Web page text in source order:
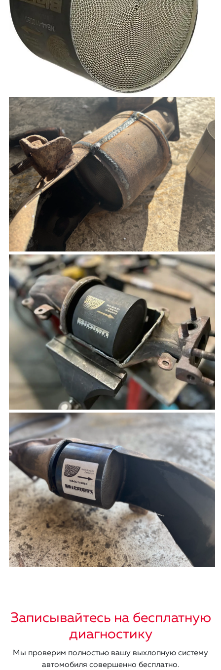
Записывайтесь на бесплатную
диагностику
Мы проверим полностью вашу выхлопную систему
автомобиля совершенно бесплатно.